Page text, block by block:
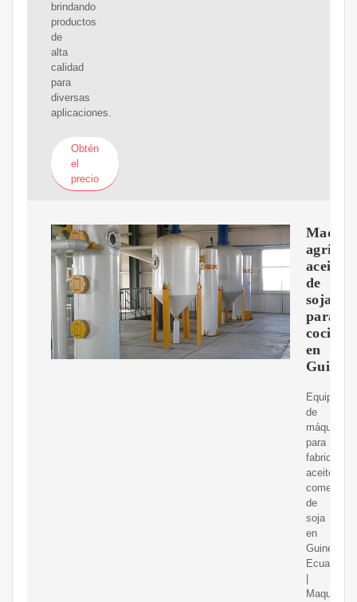
brindando
productos
de
alta
calidad
para
diversas
aplicaciones.
Obtén
el
precio
aceite
de
soja
para
cocinar
en
Guinea
Equipo
de
máquina
para
fabricar
aceite
comestible
de
soja
en
Guinea
Ecuatorial
Maquinaria